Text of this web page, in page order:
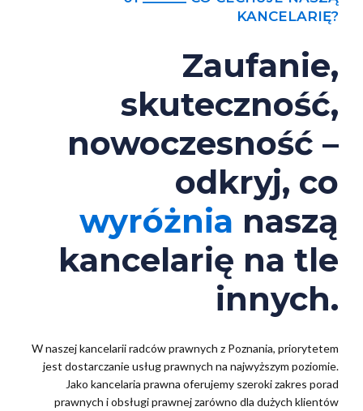
KANCELARIĘ?
Zaufanie,
skuteczność,
nowoczesność –
odkryj, co
wyróżnia naszą
kancelarię na tle
innych.
W naszej kancelarii radców prawnych z Poznania, priorytetem
jest dostarczanie usług prawnych na najwyższym poziomie.
Jako kancelaria prawna oferujemy szeroki zakres porad
prawnych i obsługi prawnej zarówno dla dużych klientów